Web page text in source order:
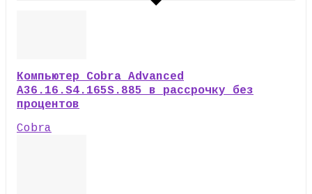
Компьютер Cobra Advanced
A36.16.S4.165S.885 в рассрочку без
процентов
Cobra